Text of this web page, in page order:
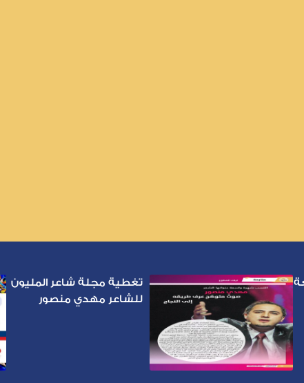
تغطية مجلة شاعر المليون
للشاعر مهدي منصور